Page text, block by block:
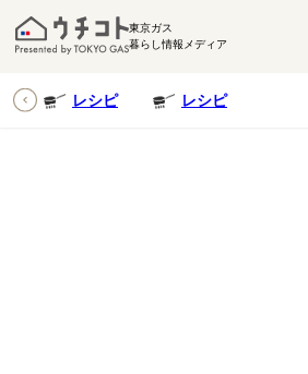
東京ガス
暮らし情報メディア
レシピ レシピ